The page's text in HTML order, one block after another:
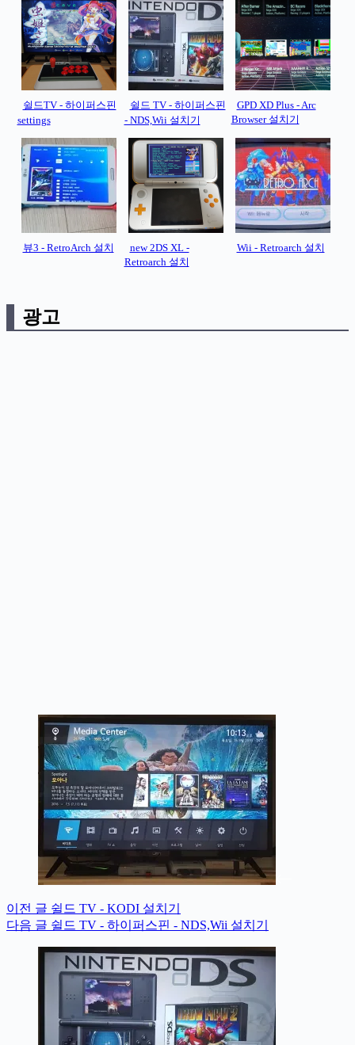
쉴드TV - 하이퍼스핀
settings
쉴드 TV - 하이퍼스핀
- NDS,Wii 설치기
GPD XD Plus - Arc
Browser 설치기
뷰3 - RetroArch 설치
new 2DS XL -
Retroarch 설치
Wii - Retroarch 설치
광고
이전 글 쉴드 TV - KODI 설치기
다음 글 쉴드 TV - 하이퍼스핀 - NDS,Wii 설치기